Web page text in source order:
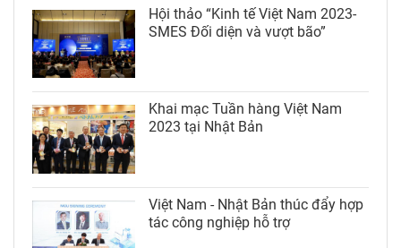
Hội thảo “Kinh tế Việt Nam 2023-
SMES Đối diện và vượt bão”
Khai mạc Tuần hàng Việt Nam
2023 tại Nhật Bản
Việt Nam - Nhật Bản thúc đẩy hợp
tác công nghiệp hỗ trợ